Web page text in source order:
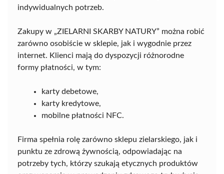
indywidualnych potrzeb.
Zakupy w „ZIELARNI SKARBY NATURY” można robić
zarówno osobiście w sklepie, jak i wygodnie przez
internet. Klienci mają do dyspozycji różnorodne
formy płatności, w tym:
karty debetowe,
karty kredytowe,
mobilne płatności NFC.
Firma spełnia rolę zarówno sklepu zielarskiego, jak i
punktu ze zdrową żywnością, odpowiadając na
potrzeby tych, którzy szukają etycznych produktów